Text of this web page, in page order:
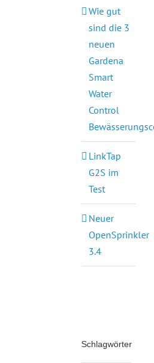
Wie gut
sind die 3
neuen
Gardena
Smart
Water
Control
LinkTap
G2S im
Test
Neuer
OpenSprinkler
3.4
Schlagwörter